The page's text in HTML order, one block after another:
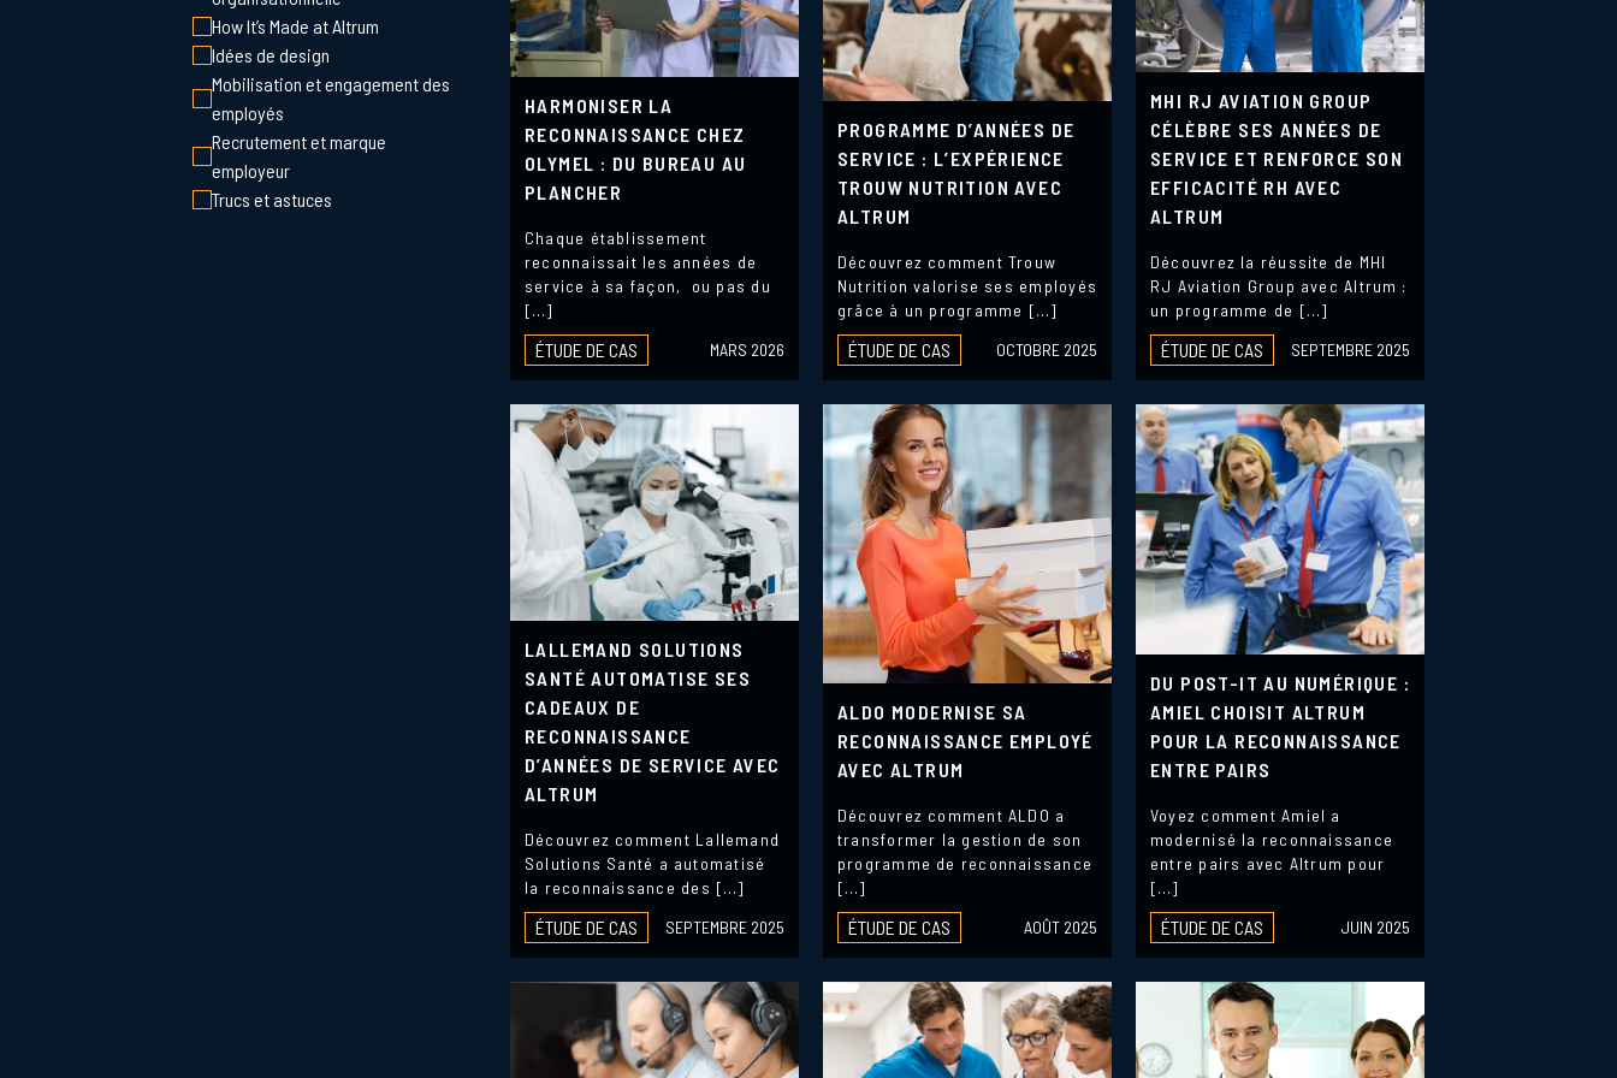
How It’s Made at Altrum
Idées de design
Mobilisation et engagement des
employés
Recrutement et marque
employeur
Trucs et astuces
HARMONISER LA
RECONNAISSANCE CHEZ
OLYMEL : DU BUREAU AU
PLANCHER
Chaque établissement
reconnaissait les années de
service à sa façon, ou pas du
[…]
ÉTUDE DE CAS MARS 2026
PROGRAMME D’ANNÉES DE
SERVICE : L’EXPÉRIENCE
TROUW NUTRITION AVEC
ALTRUM
Découvrez comment Trouw
Nutrition valorise ses employés
grâce à un programme […]
ÉTUDE DE CAS OCTOBRE 2025
MHI RJ AVIATION GROUP
CÉLÈBRE SES ANNÉES DE
SERVICE ET RENFORCE SON
EFFICACITÉ RH AVEC
ALTRUM
Découvrez la réussite de MHI
RJ Aviation Group avec Altrum :
un programme de […]
ÉTUDE DE CAS SEPTEMBRE 2025
LALLEMAND SOLUTIONS
SANTÉ AUTOMATISE SES
CADEAUX DE
RECONNAISSANCE
D’ANNÉES DE SERVICE AVEC
ALTRUM
Découvrez comment Lallemand
Solutions Santé a automatisé
la reconnaissance des […]
ÉTUDE DE CAS SEPTEMBRE 2025
ALDO MODERNISE SA
RECONNAISSANCE EMPLOYÉ
AVEC ALTRUM
Découvrez comment ALDO a
transformer la gestion de son
programme de reconnaissance
[…]
ÉTUDE DE CAS AOÛT 2025
DU POST-IT AU NUMÉRIQUE :
AMIEL CHOISIT ALTRUM
POUR LA RECONNAISSANCE
ENTRE PAIRS
Voyez comment Amiel a
modernisé la reconnaissance
entre pairs avec Altrum pour
[…]
ÉTUDE DE CAS JUIN 2025